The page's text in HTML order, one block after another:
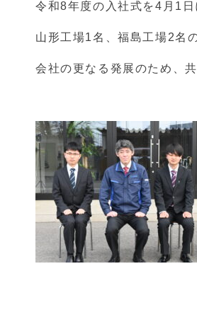
令和8年度の入社式を4月1日
山形工場1名、福島工場2名
会社の更なる発展のため、